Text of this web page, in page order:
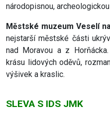
národopisnou,
Městské muzeum Veselí
nejstarší městské části
nad Moravou a z
krásu lidových oděvů,
výšivek a kraslic.
SLEVA S IDS JMK